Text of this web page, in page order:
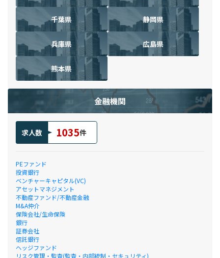
千葉県 静岡県
兵庫県 広島県
熊本県
金融機関
求人数 1035件
PEファンド
投資銀行
ベンチャーキャピタル(VC)
アセットマネジメント
不動産ファンド/不動産金融
M&A仲介
保険会社/生命保険
銀行
証券会社
信託銀行
ヘッジファンド
リスク管理・監査(監査・内部統制・セキュリティ)